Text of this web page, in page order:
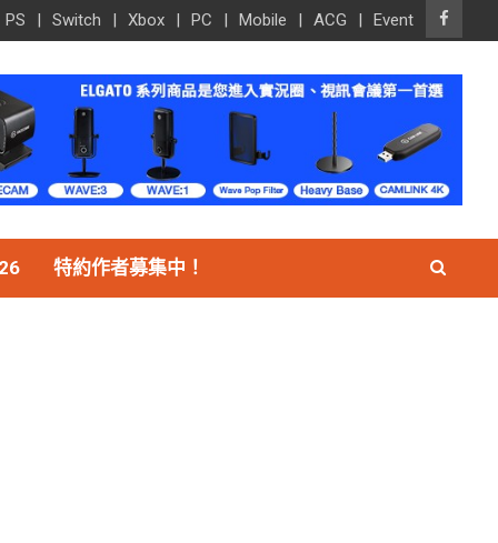
PS Switch Xbox PC Mobile ACG Event
特約作者募集中！